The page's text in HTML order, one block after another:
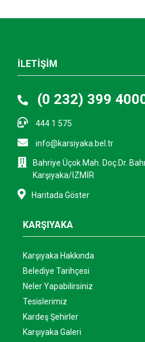
İLETİŞİM
(0 232) 399
444 1 575
info@karsiyaka.bel.tr
Bahriye Üçok Mah. Doç.Dr.
Karşıyaka/İZMİR
Haritada Göster
KARŞIYAKA
Karşıyaka Hakkında
Belediye Tarihçesi
Neler Yapabilirsiniz
Tesislerimiz
Kardeş Şehirler
Karşıyaka Galeri